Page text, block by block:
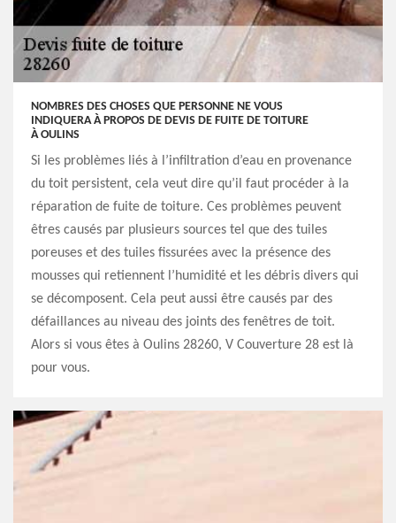
NOMBRES DES CHOSES QUE PERSONNE NE VOUS
INDIQUERA À PROPOS DE DEVIS DE FUITE DE TOITURE
À OULINS
Si les problèmes liés à l’infiltration d’eau en provenance
du toit persistent, cela veut dire qu’il faut procéder à la
réparation de fuite de toiture. Ces problèmes peuvent
êtres causés par plusieurs sources tel que des tuiles
poreuses et des tuiles fissurées avec la présence des
mousses qui retiennent l’humidité et les débris divers qui
se décomposent. Cela peut aussi être causés par des
défaillances au niveau des joints des fenêtres de toit.
Alors si vous êtes à Oulins 28260, V Couverture 28 est là
pour vous.